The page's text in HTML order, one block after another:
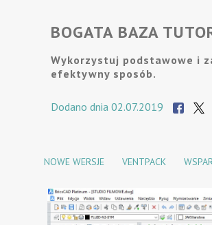
BOGATA BAZA
Wykorzystuj podstawowe i
efektywny sposób.
Dodano dnia 02.07.2019
NOWE WERSJE VENTPACK